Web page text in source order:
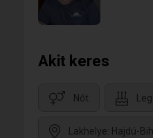
Akit keres
Nőt
Lakhelye: Hajdú-